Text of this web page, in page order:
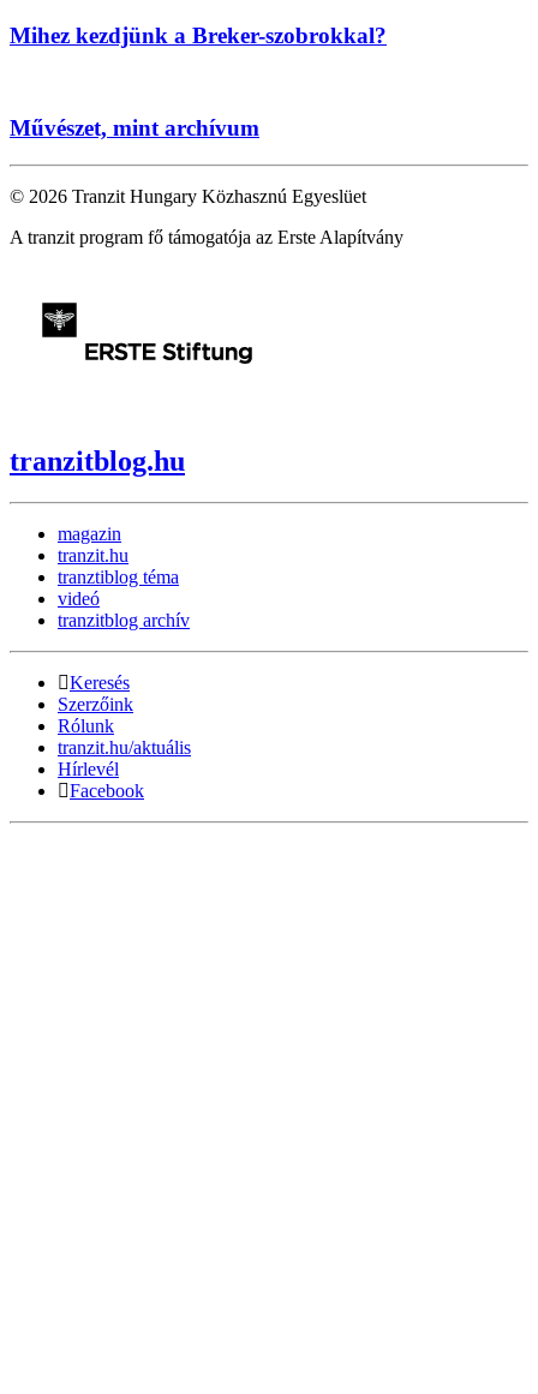
Mihez kezdjünk a Breker-szobrokkal?
Művészet, mint archívum
© 2026 Tranzit Hungary Közhasznú Egyeslüet
A tranzit program fő támogatója az Erste Alapítvány
tranzitblog.hu
magazin
tranzit.hu
tranztiblog téma
videó
tranzitblog archív
Keresés
Szerzőink
Rólunk
tranzit.hu/aktuális
Hírlevél
Facebook